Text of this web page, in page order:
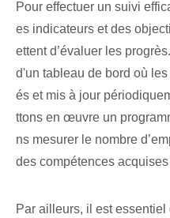
Pour effectuer un suivi
es indicateurs et des
ettent d’évaluer les
d'un tableau de bord où
és et mis à jour
ttons en œuvre un
ns mesurer le nombre
des compétences
Par ailleurs, il est